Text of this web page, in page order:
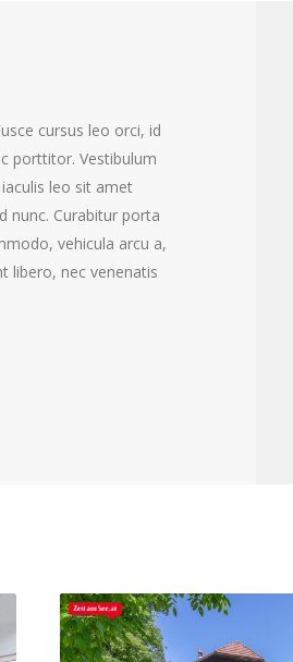
cursus leo orci, id
porttitor. Vestibulum
leo sit amet
nunc. Curabitur porta
vehicula arcu a,
libero, nec venenatis